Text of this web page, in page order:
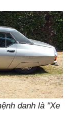
danh là "Xe